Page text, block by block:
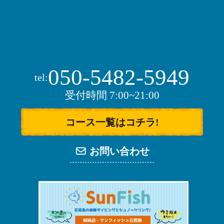
tel:050-5482-5949
受付時間 7:00~21:00
コース一覧はコチラ!
お問い合わせ